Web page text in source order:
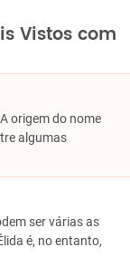
Vistos com
origem do nome
algumas
ser várias as
é, no entanto,